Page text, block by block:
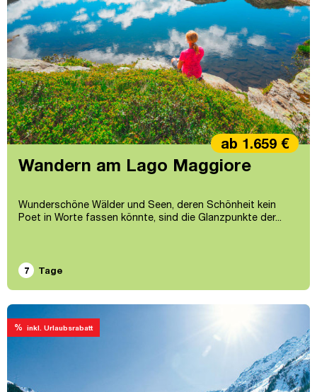
Wandern am Lago Maggiore
Wunderschöne Wälder und Seen, deren Schönheit kein
Poet in Worte fassen könnte, sind die Glanzpunkte der...
ab 1.659 €
7 Tage
% inkl. Urlaubsrabatt